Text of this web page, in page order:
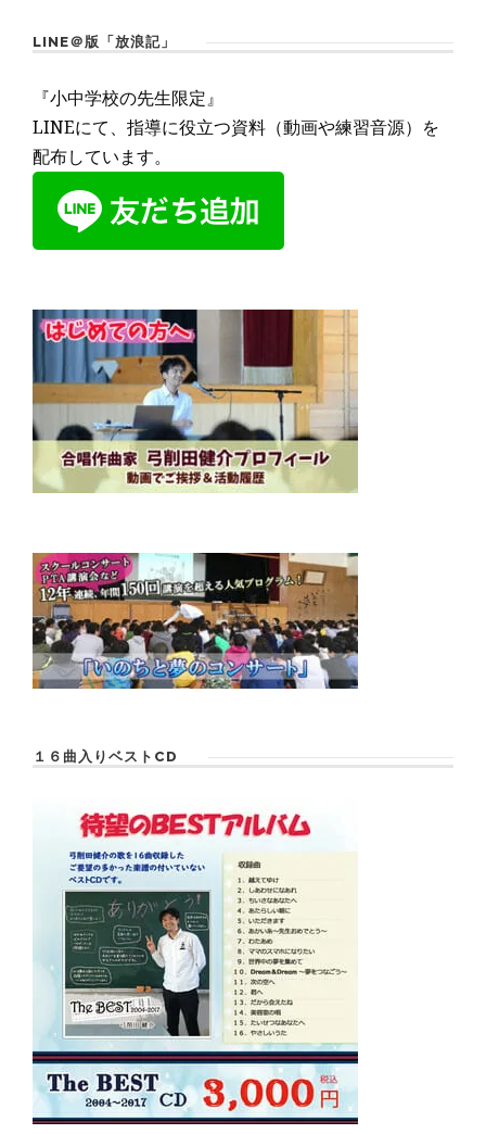
LINE＠版「放浪記」
『小中学校の先生限定』
LINEにて、指導に役立つ資料（動画や練習音源）を
配布しています。
１６曲入りベストCD